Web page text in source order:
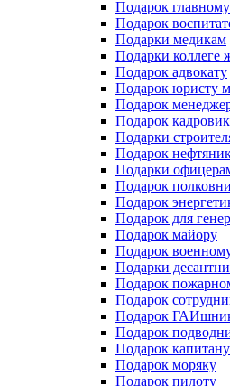
Подарок
Подарок
Подарки медикам
Подарки коллеге
Подарок адвокату
Подарок юристу
Подарок
Подарок
Подарки
Подарок
Подарки
Подарок
Подарок
Подарок для
Подарок майору
Подарок
Подарки
Подарок
Подарок
Подарок
Подарок
Подарок капитану
Подарок моряку
Подарок пилоту